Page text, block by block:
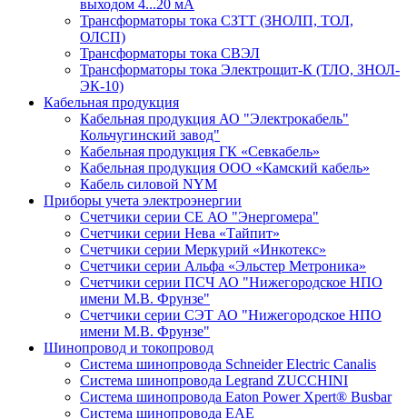
выходом 4...20 мА
Трансформаторы тока СЗТТ (ЗНОЛП, ТОЛ,
ОЛСП)
Трансформаторы тока СВЭЛ
Трансформаторы тока Электрощит-К (ТЛО, ЗНОЛ-
ЭК-10)
Кабельная продукция
Кабельная продукция АО "Электрокабель"
Кольчугинский завод"
Кабельная продукция ГК «Севкабель»
Кабельная продукция ООО «Камский кабель»
Кабель силовой NYM
Приборы учета электроэнергии
Счетчики серии СЕ АО "Энергомера"
Счетчики серии Нева «Тайпит»
Счетчики серии Меркурий «Инкотекс»
Счетчики серии Альфа «Эльстер Метроника»
Счетчики серии ПСЧ АО "Нижегородское НПО
имени М.В. Фрунзе"
Счетчики серии СЭТ АО "Нижегородское НПО
имени М.В. Фрунзе"
Шинопровод и токопровод
Система шинопровода Schneider Electric Canalis
Система шинопровода Legrand ZUCCHINI
Система шинопровода Eaton Power Xpert® Busbar
Система шинопровода EAE